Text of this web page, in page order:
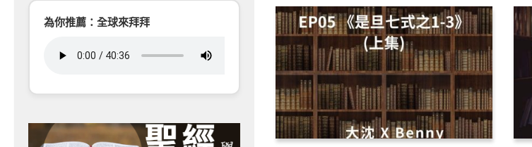
為你推薦：全球來拜拜